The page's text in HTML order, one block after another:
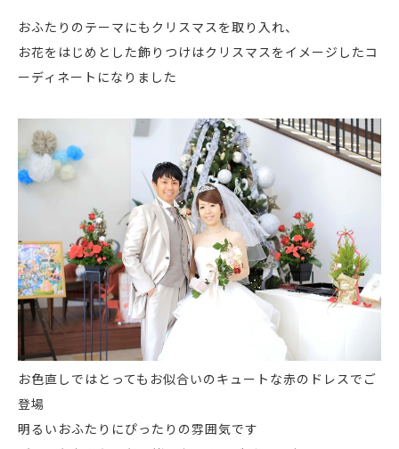
おふたりのテーマにもクリスマスを取り入れ、
お花をはじめとした飾りつけはクリスマスをイメージしたコ
ーディネートになりました
お色直しではとってもお似合いのキュートな赤のドレスでご
登場
明るいおふたりにぴったりの雰囲気です